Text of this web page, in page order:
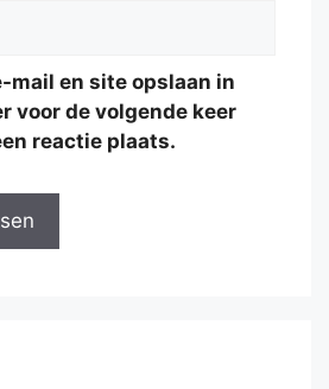
mail en site opslaan in
voor de volgende keer
reactie plaats.